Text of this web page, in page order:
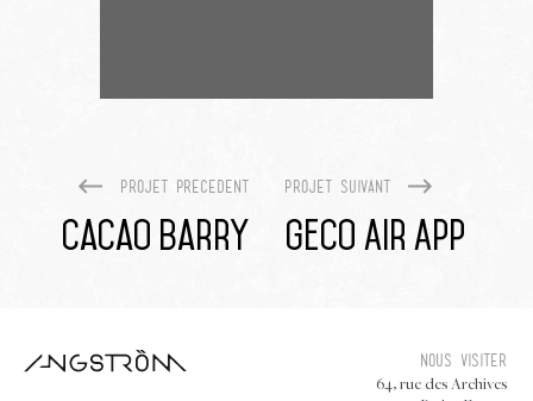
Projet precedent
Cacao Barry
Projet suivant
Geco Air App
Nous visiter
64, rue des Archives